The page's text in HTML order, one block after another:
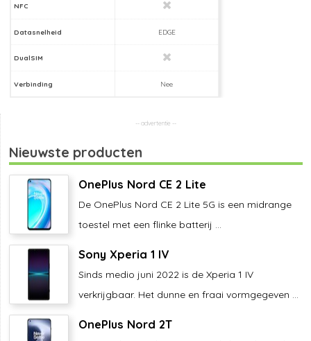
NFC
Datasnelheid EDGE
DualSIM
Verbinding Nee
Nieuwste producten
OnePlus Nord CE 2 Lite
De OnePlus Nord CE 2 Lite 5G is een midrange
toestel met een flinke batterij ...
Sony Xperia 1 IV
Sinds medio juni 2022 is de Xperia 1 IV
verkrijgbaar. Het dunne en fraai vormgegeven ...
OnePlus Nord 2T